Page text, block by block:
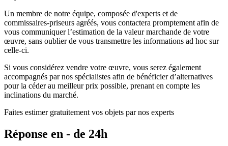
Un membre de notre équipe, composée d'experts et de
commissaires-priseurs agréés, vous contactera promptement afin de
vous communiquer l’estimation de la valeur marchande de votre
œuvre, sans oublier de vous transmettre les informations ad hoc sur
celle-ci.
Si vous considérez vendre votre œuvre, vous serez également
accompagnés par nos spécialistes afin de bénéficier d’alternatives
pour la céder au meilleur prix possible, prenant en compte les
inclinations du marché.
Faites estimer gratuitement vos objets par nos experts
Réponse en - de 24h